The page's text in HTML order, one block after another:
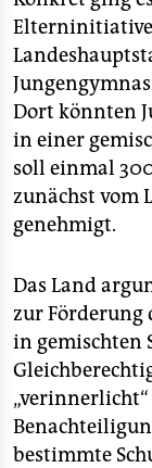
abo
genossenschaft
epaper login
Dort könnten
in einer
soll einmal
zunächst vom
genehmigt.
Das Land
zur Förderung
in gemischten
bestimmte